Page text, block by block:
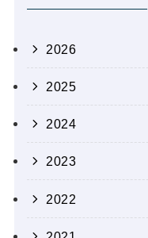
2026
2025
2024
2023
2022